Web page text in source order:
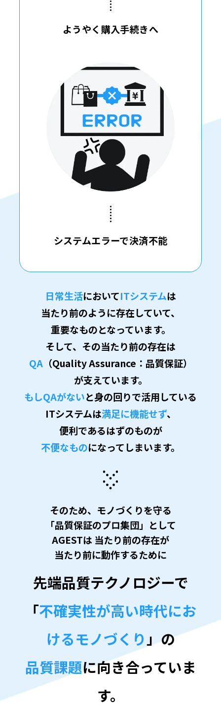
ようやく購入手続きへ
システムエラーで決済不能
日常生活においてITシステムは
当たり前のように存在していて、
重要なものとなっています。
そして、その当たり前の存在は
QA（Quality Assurance：品質保証）
が支えています。
もしQAがないと身の回りで活用している
ITシステムは満足に機能せず、
便利であるはずのものが
不便なものになってしまいます。
そのため、モノづくりを守る
「品質保証のプロ集団」として
AGESTは 当たり前の存在が
当たり前に動作するために
先端品質テクノロジーで
「不確実性が高い時代にお
けるモノづくり」の
品質課題に向き合っていま
す。